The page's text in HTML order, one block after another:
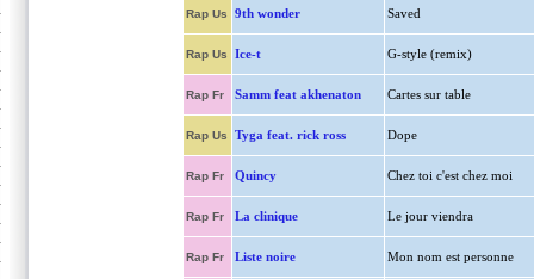
Rap Us 9th wonder Saved
Rap Us Ice-t G-style (remix)
Rap Fr Samm feat akhenaton Cartes sur table
Rap Us Tyga feat. rick ross Dope
Rap Fr Quincy Chez toi c'est chez moi
Rap Fr La clinique Le jour viendra
Rap Fr Liste noire Mon nom est personne